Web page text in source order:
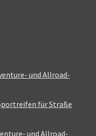
und Allroad-
für Straße
und Allroad-